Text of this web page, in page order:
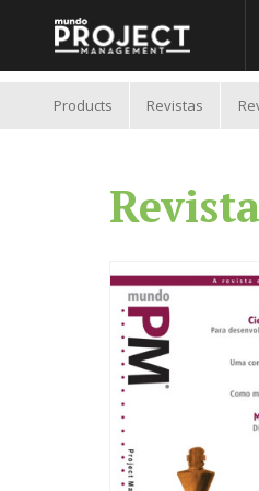
Products Revistas
Revista